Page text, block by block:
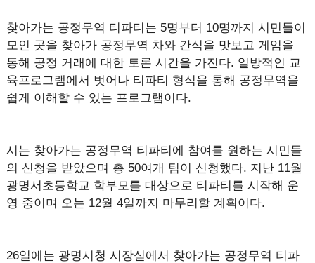
찾아가는 공정무역 티파티는 5명부터 10명까지 시민들이
모인 곳을 찾아가 공정무역 차와 간식을 맛보고 게임을
통해 공정 거래에 대한 토론 시간을 가진다. 일방적인 교
육프로그램에서 벗어나 티파티 형식을 통해 공정무역을
쉽게 이해할 수 있는 프로그램이다.
시는 찾아가는 공정무역 티파티에 참여를 원하는 시민들
의 신청을 받았으며 총 50여개 팀이 신청했다. 지난 11월
광명서초등학교 학부모를 대상으로 티파티를 시작해 운
영 중이며 오는 12월 4일까지 마무리할 계획이다.
26일에는 광명시청 시장실에서 찾아가는 공정무역 티파